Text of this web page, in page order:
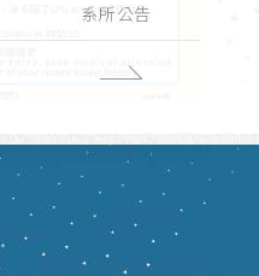
系所公告
課務公告
演講與學術活動
校外活動
校內活動
實習與徵才
獎學金公告
榮譽榜
招生公告